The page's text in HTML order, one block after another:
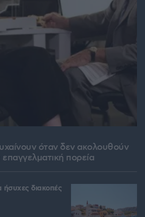
όταν δεν ακολουθούν
πορεία
ήσυχες διακοπές